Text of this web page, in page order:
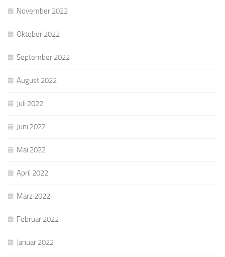
November 2022
Oktober 2022
September 2022
August 2022
Juli 2022
Juni 2022
Mai 2022
April 2022
März 2022
Februar 2022
Januar 2022